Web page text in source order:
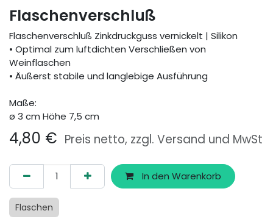
Flaschenverschluß
Flaschenverschluß Zinkdruckguss vernickelt | Silikon
• Optimal zum luftdichten Verschließen von
Weinflaschen
• Äußerst stabile und langlebige Ausführung
Maße:
ø 3 cm Höhe 7,5 cm
4,80 € Preis netto, zzgl. Versand und MwSt
In den Warenkorb
Flaschen